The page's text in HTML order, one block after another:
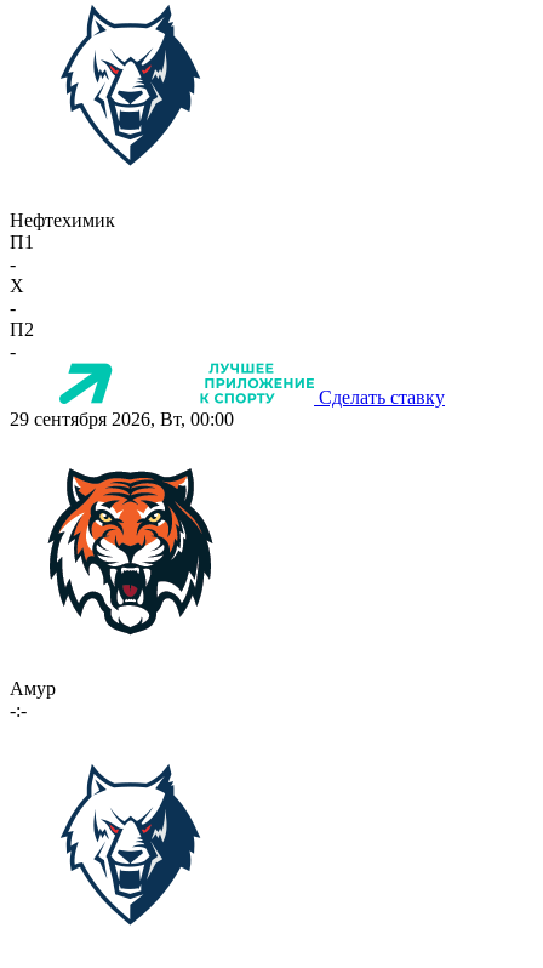
Нефтехимик
П1
-
X
-
П2
-
Сделать ставку
29 сентября 2026, Вт, 00:00
Амур
-:-